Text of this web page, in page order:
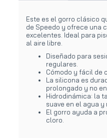
Este es el gorro clásico
de Speedo y ofrece una
excelentes. Ideal para
al aire libre.
Diseñado para
regulares.
Cómodo y fácil de
La silicona es
prolongado y no
Hidrodinámica: la
suave en el agua
El gorro ayuda a
cloro.